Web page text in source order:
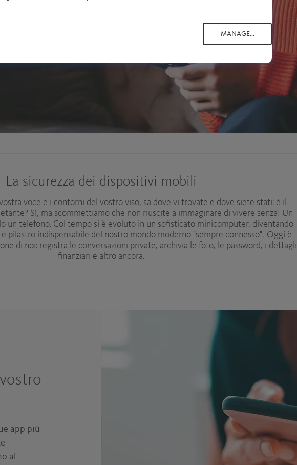
e possono
La sicurezza dei dispositivi mobili
voce e i contorni del vostro viso, sa dove vi trovate e dove siete stati: è il
Sì, ma scommettiamo che non riuscite a immaginare di vivere senza! Un
un telefono. Col tempo si è evoluto in un sofisticato minicomputer, diventando
pilastro indispensabile del nostro mondo moderno "sempre connesso". Oggi è
di noi: registra le conversazioni private, archivia le foto, le password, i dettagli
finanziari e altro ancora.
app più
al
MANAGE...